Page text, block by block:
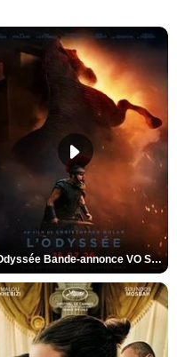
L'Odyssée Bande-annonce VO STFR